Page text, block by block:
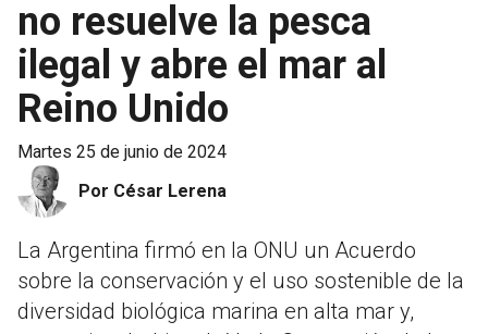
no resuelve la pesca
ilegal y abre el mar al
Reino Unido
martes 25 de junio de 2024
Por César Lerena
La Argentina firmó en la ONU un Acuerdo
sobre la conservación y el uso sostenible de la
diversidad biológica marina en alta mar y,